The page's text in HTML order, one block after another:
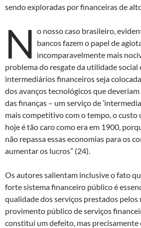
sendo exploradas por financeiras de
N o nosso caso brasileiro,
bancos fazem o papel de
incomparavelmente mais
problema do resgate da utilidade social
intermediários financeiros seja
dos avanços tecnológicos que
das finanças – um serviço de
mais competitivo com o tempo, o custo
hoje é tão caro como era em 1900,
não repassa essas economias para os
aumentar os lucros” (24).
Os autores salientam inclusive o fato
forte sistema financeiro público é
qualidade dos serviços prestados pelos
provimento público de serviços
constitui um defeito, mas precisamente